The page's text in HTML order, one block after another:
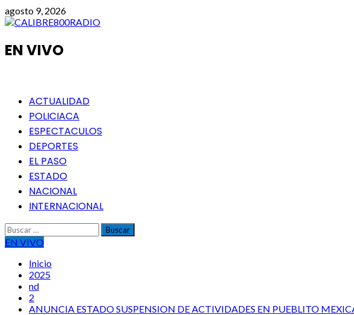
Saltar
al
agosto 9, 2026
EN VIVO
Menú
principal
ACTUALIDAD
POLICIACA
ESPECTACULOS
DEPORTES
EL PASO
ESTADO
NACIONAL
INTERNACIONAL
Buscar:
EN VIVO
Inicio
2025
nd
2
ANUNCIA ESTADO SUSPENSION DE ACTIVIDADES EN PUEBLITO